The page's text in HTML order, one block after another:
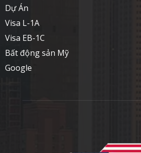
Dự Án
Visa L-1A
Visa EB-1C
Bất động sản Mỹ
Google